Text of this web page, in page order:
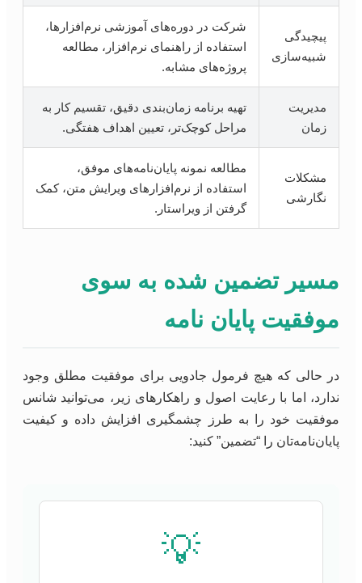
پیچیدگی
شبیه‌سازی
شرکت در دوره‌های آموزشی نرم‌افزارها،
استفاده از راهنمای نرم‌افزار، مطالعه
پروژه‌های مشابه.
مدیریت
زمان
تهیه برنامه زمان‌بندی دقیق، تقسیم کار به
مراحل کوچک‌تر، تعیین اهداف هفتگی.
مشکلات
نگارشی
مطالعه نمونه پایان‌نامه‌های موفق،
استفاده از نرم‌افزارهای ویرایش متن، کمک
گرفتن از ویراستار.
مسیر تضمین شده به سوی
موفقیت پایان نامه
در حالی که هیچ فرمول جادویی برای موفقیت مطلق وجود
ندارد، اما با رعایت اصول و راهکارهای زیر، می‌توانید شانس
موفقیت خود را به طرز چشمگیری افزایش داده و کیفیت
پایان‌نامه‌تان را “تضمین” کنید:
💡